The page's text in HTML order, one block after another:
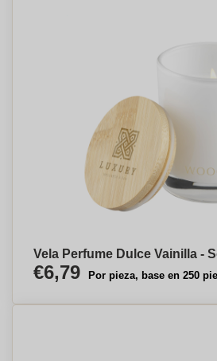
Vela Perfume Dulce Vainilla -
€6,79 Por pieza, base en 250